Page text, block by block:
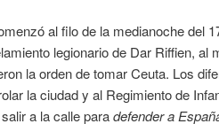
al filo de la medianoche del
legionario de Dar Riffien, al
la orden de tomar Ceuta. Los
la ciudad y al Regimiento de
a la calle paradefender a